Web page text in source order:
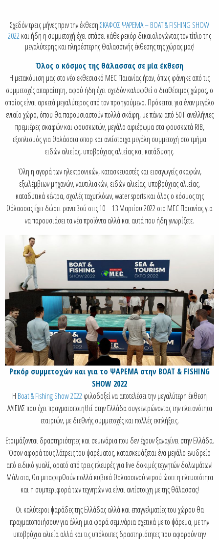
Σχεδόν τρεις μήνες πριν την έκθεσηΣΚΑΦΟΣ ΨΑΡΕΜΑ – BOAT & FISHING SHOW
2022και ήδη η συμμετοχή έχει σπάσει κάθε ρεκόρ δικαιολογώντας τον τίτλο της
μεγαλύτερης και πληρέστερης Θαλασσινής έκθεσης της χώρας μας!
Όλος ο κόσμος της θάλασσας σε μία έκθεση
Η μετακόμιση μας στο νέο εκθεσιακό MEC Παιανίας ήταν, όπως φάνηκε από τις
συμμετοχές απαραίτητη, αφού ήδη έχει σχεδόν καλυφθεί ο διαθέσιμος χώρος, ο
οποίος είναι αρκετά μεγαλύτερος από τον προηγούμενο. Πρόκειται για έναν μεγάλο
ενιαίο χώρο, όπου θα παρουσιαστούν πολλά σκάφη, με πάνω από 50 Πανελλήνιες
πρεμιέρες σκαφών και φουσκωτών, μεγάλο αφιέρωμα στα φουσκωτά RIB,
εξοπλισμός για θαλάσσια σπορ και αντίστοιχα μεγάλη συμμετοχή στο τμήμα
ειδών αλιείας, υποβρύχιας αλιείας και κατάδυσης.
Όλη η αγορά των ηλεκτρονικών, κατασκευαστές και εισαγωγείς σκαφών,
εξωλέμβιων μηχανών, ναυτιλιακών, ειδών αλιείας, υποβρύχιας αλιείας,
καταδυτικά κέντρα, σχολές ταχυπλόων, water sports και όλος ο κόσμος της
θάλασσας έχει δώσει ραντεβού στις 10 – 13 Μαρτίου 2022 στο MEC Παιανίας για
να παρουσιάσει τα νέα προϊόντα αλλά και αυτά που ήδη γνωρίζετε.
Ρεκόρ συμμετοχών και για το ΨΑΡΕΜΑ στην BOAT & FISHING
SHOW 2022
Η Boat & Fishing Show 2022φιλοδοξεί να αποτελέσει την μεγαλύτερη έκθεση
ΑΛΙΕΙΑΣ που έχει πραγματοποιηθεί στην Ελλάδα συγκεντρώνοντας την πλειονότητα
εταιριών, με διεθνής συμμετοχές και πολλές εκπλήξεις.
Ετοιμάζονται δραστηριότητες και σεμινάρια που δεν έχουν ξαναγίνει στην Ελλάδα.
Όσον αφορά τους λάτρεις του ψαρέματος, κατασκευάζεται ένα μεγάλο ενυδρείο
από ειδικό γυαλί, ορατό από τρεις πλευρές για live δοκιμές τεχνητών δολωμάτων!
Μάλιστα, θα μεταφερθούν πολλά κυβικά θαλασσινού νερού ώστε η πλευστότητα
και η συμπεριφορά των τεχνητών να είναι αντίστοιχη με της θάλασσας!
Οι καλύτεροι ψαράδες της Ελλάδας αλλά και επαγγελματίες του χώρου θα
πραγματοποιήσουν για άλλη μια φορά σεμινάρια σχετικά με το ψάρεμα, με την
υποβρύχια αλιεία αλλά και τις υπόλοιπες δραστηριότητες που αφορούν την